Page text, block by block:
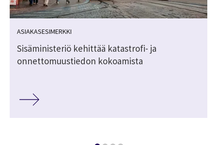
ASIAKASESIMERKKI
Sisäministeriö kehittää katastrofi- ja
onnettomuustiedon kokoamista